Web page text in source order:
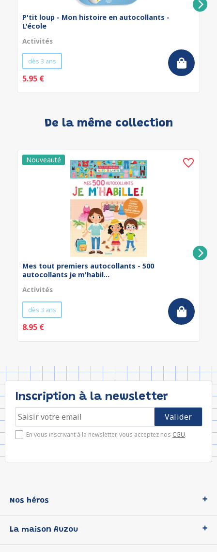
P'tit loup - Mon histoire en autocollants -
L'école
Activités
dès 3 ans
5.95 €
De la même collection
Mes tout premiers autocollants - 500
autocollants je m'habil...
Activités
dès 3 ans
8.95 €
Inscription à la newsletter
En vous inscrivant à la newsletter, vous acceptez nos CGU.
Nos héros
P'tit Loup
La maison Auzou